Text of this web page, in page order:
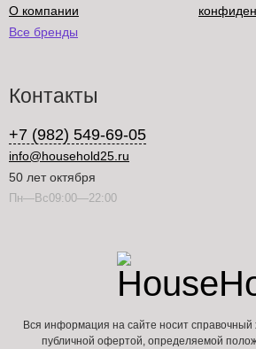
О компании
Все бренды
Контакты
+7 (982) 549-69-05
info@household25.ru
50 лет октября
Пн—Вс09:00—22:00
Вся информация на сайте носит справочный
публичной офертой, определяемой